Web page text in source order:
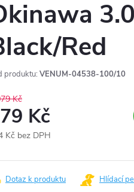
Red
produktu: VENUM-04538-100/10
Kč
Kč
Kč bez DPH
Dotaz k produktu Hlídací